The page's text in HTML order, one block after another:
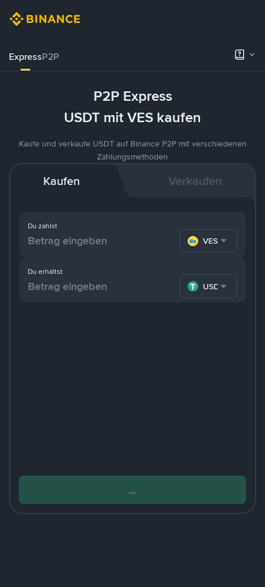
ExpressP2P
P2P Express
USDT mit VES kaufen
Kaufe und verkaufe USDT auf Binance P2P mit verschiedenen
Zahlungsmethoden
Kaufen Verkaufen
Du zahlst
VES
Du erhältst
USDT